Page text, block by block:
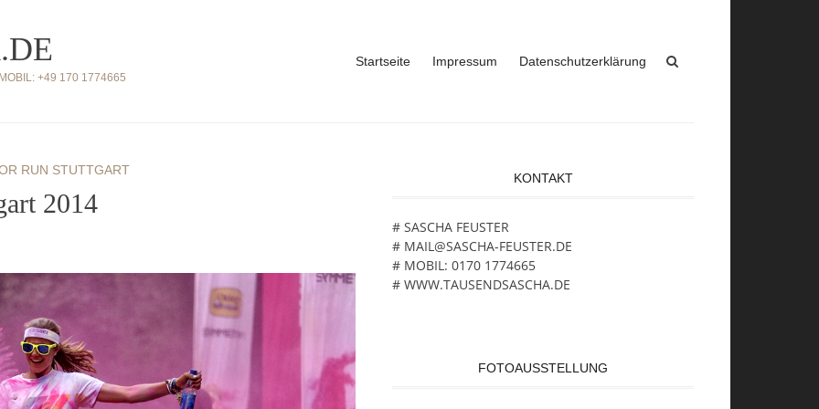
+49 170 1774665
Startseite Impressum Datenschutzerklärung
RUN STUTTGART
2014
KONTAKT
# SASCHA FEUSTER
# MAIL@SASCHA-FEUSTER.DE
# MOBIL: 0170 1774665
# WWW.TAUSENDSASCHA.DE
FOTOAUSSTELLUNG